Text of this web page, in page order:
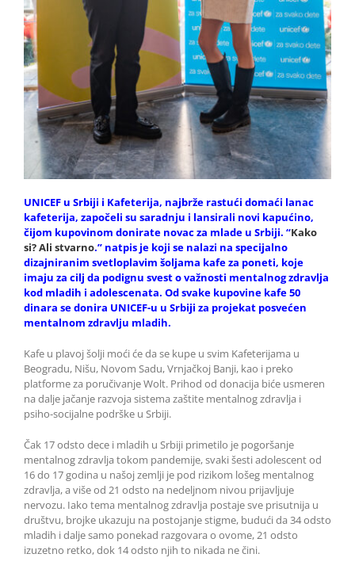
UNICEF u Srbiji i Kafeterija, najbrže rastući domaći lanac
kafeterija, započeli su saradnju i lansirali novi kapućino,
čijom kupovinom donirate novac za mlade u Srbiji. “Kako
si? Ali stvarno.” natpis je koji se nalazi na specijalno
dizajniranim svetloplavim šoljama kafe za poneti, koje
imaju za cilj da podignu svest o važnosti mentalnog zdravlja
kod mladih i adolescenata. Od svake kupovine kafe 50
dinara se donira UNICEF-u u Srbiji za projekat posvećen
mentalnom zdravlju mladih.
Kafe u plavoj šolji moći će da se kupe u svim Kafeterijama u
Beogradu, Nišu, Novom Sadu, Vrnjačkoj Banji, kao i preko
platforme za poručivanje Wolt. Prihod od donacija biće usmeren
na dalje jačanje razvoja sistema zaštite mentalnog zdravlja i
psiho-socijalne podrške u Srbiji.
Čak 17 odsto dece i mladih u Srbiji primetilo je pogoršanje
mentalnog zdravlja tokom pandemije, svaki šesti adolescent od
16 do 17 godina u našoj zemlji je pod rizikom lošeg mentalnog
zdravlja, a više od 21 odsto na nedeljnom nivou prijavljuje
nervozu. Iako tema mentalnog zdravlja postaje sve prisutnija u
društvu, brojke ukazuju na postojanje stigme, budući da 34 odsto
mladih i dalje samo ponekad razgovara o ovome, 21 odsto
izuzetno retko, dok 14 odsto njih to nikada ne čini.